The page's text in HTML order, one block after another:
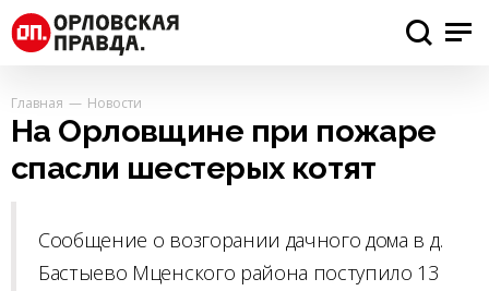
Главная Новости
На Орловщине при пожаре
спасли шестерых котят
Сообщение о возгорании дачного дома в д.
Бастыево Мценского района поступило 13